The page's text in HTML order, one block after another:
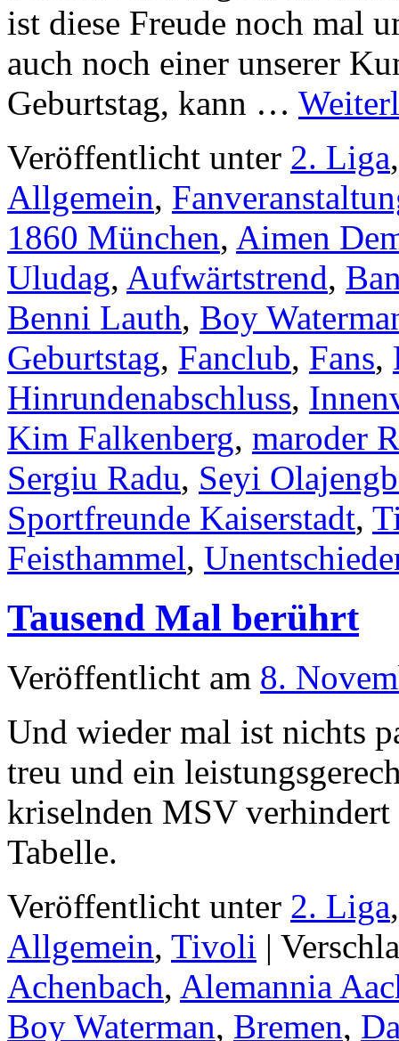
ist diese Freude noch mal
auch noch einer unserer
Geburtstag, kann …
Veröffentlicht unter 2. Liga
Allgemein,
1860 München, Aimen
Uludag, Aufwärtstrend,
Benni Lauth, Boy
Geburtstag, Fanclub, Fans,
Hinrundenabschluss,
Kim Falkenberg, maroder
Sergiu Radu, Seyi
Sportfreunde Kaiserstadt,
Feisthammel,
Tausend Mal berührt
Veröffentlicht am 8.
Und wieder mal ist nichts
treu und ein
kriselnden MSV
Tabelle.
Veröffentlicht unter 2. Liga
Allgemein, Tivoli |
Achenbach, Alemannia
Boy Waterman, Bremen,